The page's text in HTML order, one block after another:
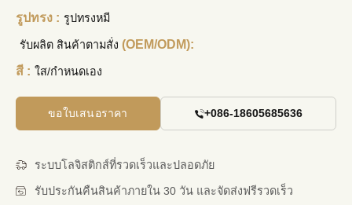
รูปทรง : รูปทรงหมี
รับผลิต สินค้าตามสั่ง (OEM/ODM):
สี : ใส/กำหนดเอง
ขอใบเสนอราคา +086-18605685636
ระบบโลจิสติกส์ที่รวดเร็วและปลอดภัย
รับประกันคืนสินค้าภายใน 30 วัน และจัดส่งฟรีรวดเร็ว